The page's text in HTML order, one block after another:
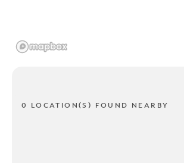
0 LOCATION(S) FOUND NEARBY